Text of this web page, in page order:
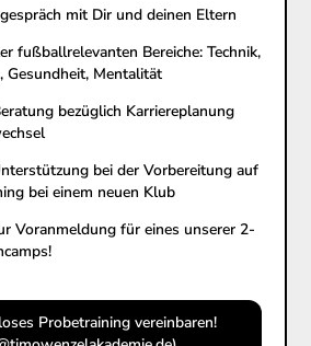
mit Dir und deinen Eltern
fußballrelevanten Bereiche: Technik,
Gesundheit, Mentalität
bezüglich Karriereplanung
bei der Vorbereitung auf
bei einem neuen Klub
Voranmeldung für eines unserer 2-
Probetraining vereinbaren!